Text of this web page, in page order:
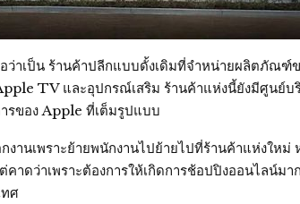
ว่าเป็น ร้านค้าปลีกแบบดั้งเดิมที่จำหน่ายผลิตภัณฑ์
TV และอุปกรณ์เสริม ร้านค้าแห่งนี้ยังมีศูนย์บ
รของ Apple ที่เต็มรูปแบบ
งานเพราะย้ายพนักงานไปย้ายไปที่ร้านค้าแห่งให
าดว่าเพราะต้องการให้เกิดการช้อปปิงออนไลน์ม
ศ